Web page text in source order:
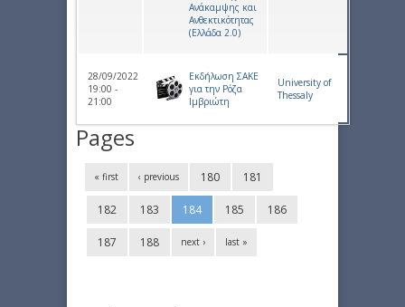
Ανάκαμψης και
Ανθεκτικότητας
(Ελλάδα 2.0)
28/09/2022
19:00 -
21:00
Εκδήλωση ΣΑΚΕ
για την Ρόζα
Ιμβριώτη
University of
Thessaly
Pages
« first ‹ previous 180 181
182 183 184 185 186
187 188 next › last »